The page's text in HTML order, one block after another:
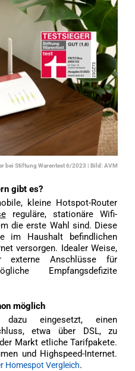
bei Stiftung Warentest 6/2023 | Bild: AVM
gibt es?
kleine Hotspot-Router
reguläre, stationäre Wifi-
die erste Wahl sind. Diese
im Haushalt befindlichen
versorgen. Idealer Weise,
externe Anschlüsse für
Empfangsdefizite
möglich
dazu eingesetzt, einen
etwa über DSL, zu
Markt etliche Tarifpakete.
und Highspeed-Internet.
Homespot Vergleich.